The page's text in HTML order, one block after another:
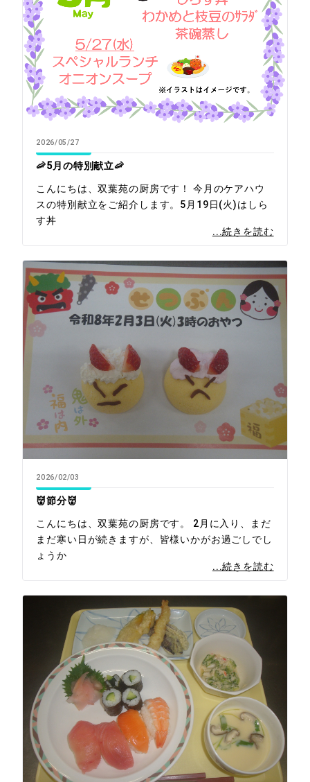
2026/05/27
🦐5月の特別献立🦐
こんにちは、双葉苑の厨房です！ 今月のケアハウ
スの特別献立をご紹介します。5月19日(火)はしら
す丼
...続きを読む
2026/02/03
👹節分👹
こんにちは、双葉苑の厨房です。 2月に入り、まだ
まだ寒い日が続きますが、皆様いかがお過ごしでし
ょうか
...続きを読む